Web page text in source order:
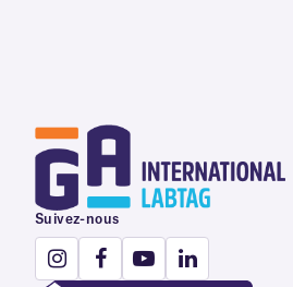
Suivez-nous